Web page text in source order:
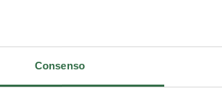
Consenso